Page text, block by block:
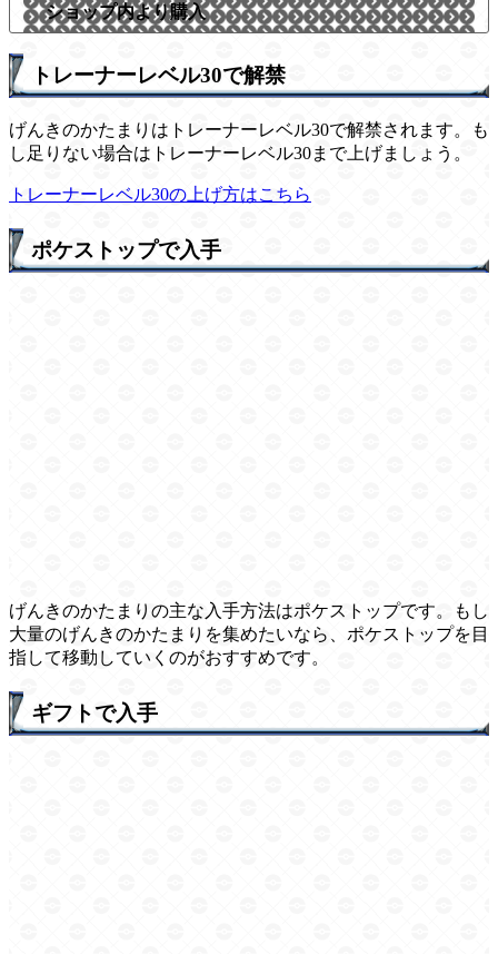
ショップ内より購入
トレーナーレベル30で解禁
げんきのかたまりはトレーナーレベル30で解禁されます。も
し足りない場合はトレーナーレベル30まで上げましょう。
トレーナーレベル30の上げ方はこちら
ポケストップで入手
げんきのかたまりの主な入手方法はポケストップです。もし
大量のげんきのかたまりを集めたいなら、ポケストップを目
指して移動していくのがおすすめです。
ギフトで入手